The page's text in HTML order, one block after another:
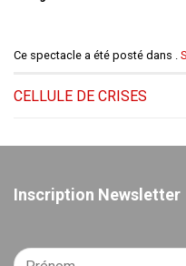
Ce spectacle a été posté dans .
CELLULE DE CRISES
Inscription Newsletter